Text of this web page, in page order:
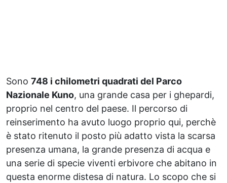
Sono 748 i chilometri quadrati del Parco
Nazionale Kuno, una grande casa per i ghepardi,
proprio nel centro del paese. Il percorso di
reinserimento ha avuto luogo proprio qui, perchè
è stato ritenuto il posto più adatto vista la scarsa
presenza umana, la grande presenza di acqua e
una serie di specie viventi erbivore che abitano in
questa enorme distesa di natura. Lo scopo che si